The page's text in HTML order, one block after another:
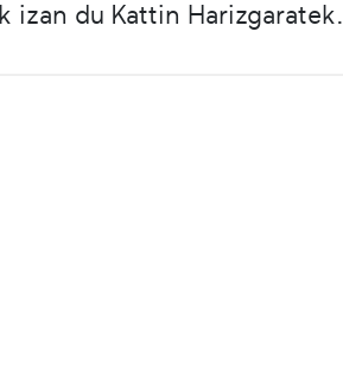
izan du Kattin Harizgaratek.